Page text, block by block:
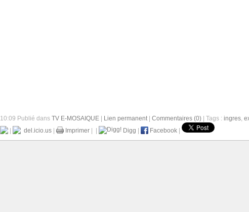
10:09 Publié dans TV E-MOSAIQUE Lien permanent| Commentaires (0) | Tags : ingres,
del.icio.us Imprimer Digg Facebook